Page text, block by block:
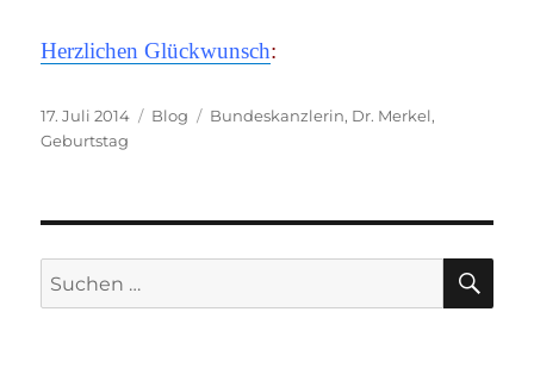
Herzlichen Glückwunsch:
Veröffentlicht
am
17. Juli 2014 Kategorien
Blog Schlagwörter
Bundeskanzlerin, Dr. Merkel,
Geburtstag
Suchen
nach: